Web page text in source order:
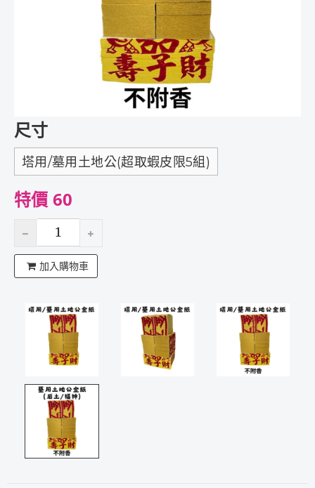
尺寸
塔用/墓用土地公(超取蝦皮限5組)
特價 60
加入購物車